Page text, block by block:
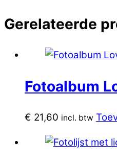
Gerelateerde
Fotoalbum
€ 21,60 incl. btw